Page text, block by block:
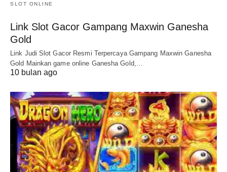
SLOT ONLINE
Link Slot Gacor Gampang Maxwin Ganesha
Gold
Link Judi Slot Gacor Resmi Terpercaya Gampang Maxwin Ganesha
Gold Mainkan game online Ganesha Gold,…
10 bulan ago